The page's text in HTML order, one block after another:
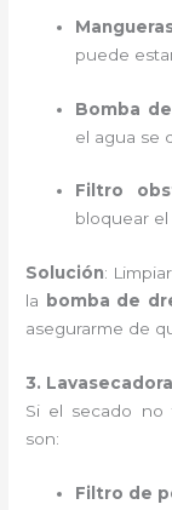
puede
Bomba
el agua se
Filtro
bloquear el
Solución:
la
bomba de
asegurarme de
3.
Si el secado no
son:
Filtro de